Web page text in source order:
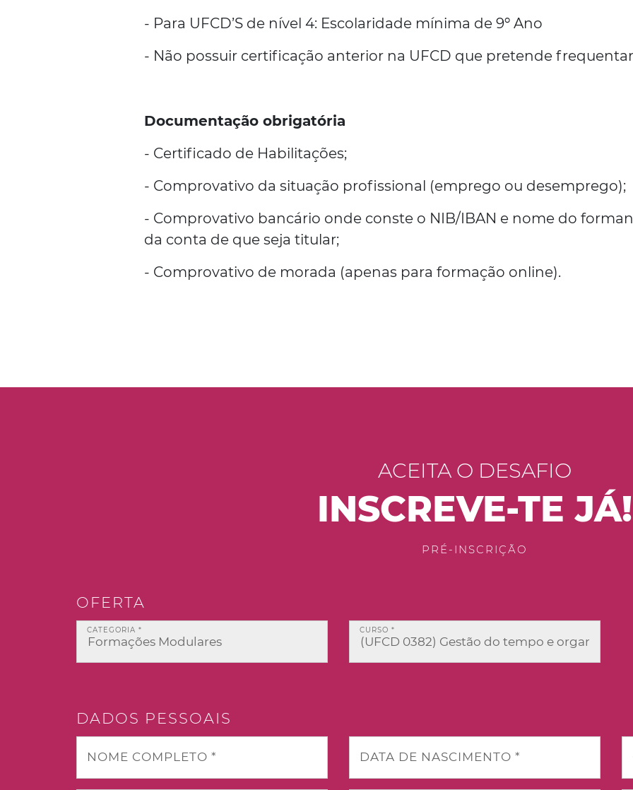
- Para UFCD’S de nível 4: Escolaridade mínima de 9º Ano
- Não possuir certificação anterior na UFCD que pretende
Documentação obrigatória
- Certificado de Habilitações;
- Comprovativo da situação profissional (emprego ou desemprego);
- Comprovativo bancário onde conste o NIB/IBAN e nome do
da conta de que seja titular;
- Comprovativo de morada (apenas para formação online).
ACEITA O DESAFIO
INSCREVE-TE JÁ!
PRÉ-INSCRIÇÃO
OFERTA
CATEGORIA * CURSO *
DADOS PESSOAIS
NOME COMPLETO * DATA DE NASCIMENTO *